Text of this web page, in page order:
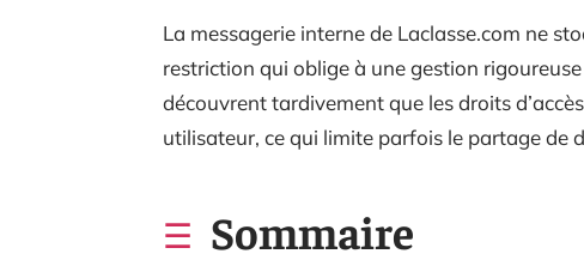
La messagerie interne de Laclasse.com ne
restriction qui oblige à une gestion
découvrent tardivement que les droits
utilisateur, ce qui limite parfois le partage de
Sommaire